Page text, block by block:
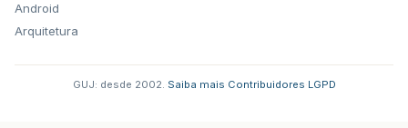
Android
Arquitetura
GUJ: desde 2002. Saiba mais Contribuidores LGPD